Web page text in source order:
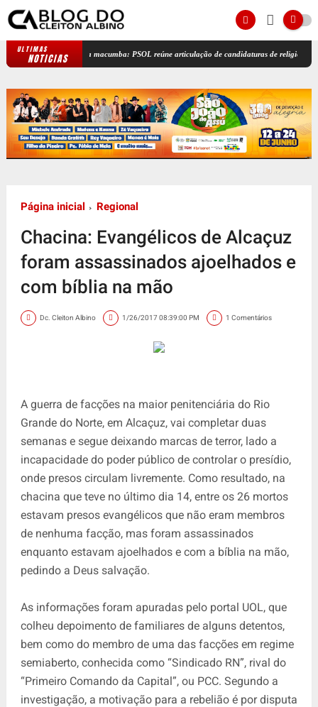
ULTIMAS
NOTICIAS
Bancada da macumba: PSOL reúne articulação de candidaturas de religiões de matriz
Página inicial Regional
Chacina: Evangélicos de Alcaçuz
foram assassinados ajoelhados e
com bíblia na mão
Dc. Cleiton Albino 1/26/2017 08:39:00 PM 1 Comentários
A guerra de facções na maior penitenciária do Rio
Grande do Norte, em Alcaçuz, vai completar duas
semanas e segue deixando marcas de terror, lado a
incapacidade do poder público de controlar o presídio,
onde presos circulam livremente. Como resultado, na
chacina que teve no último dia 14, entre os 26 mortos
estavam presos evangélicos que não eram membros
de nenhuma facção, mas foram assassinados
enquanto estavam ajoelhados e com a bíblia na mão,
pedindo a Deus salvação.
As informações foram apuradas pelo portal UOL, que
colheu depoimento de familiares de alguns detentos,
bem como do membro de uma das facções em regime
semiaberto, conhecida como “Sindicado RN”, rival do
“Primeiro Comando da Capital”, ou PCC. Segundo a
investigação, a motivação para a rebelião é por disputa